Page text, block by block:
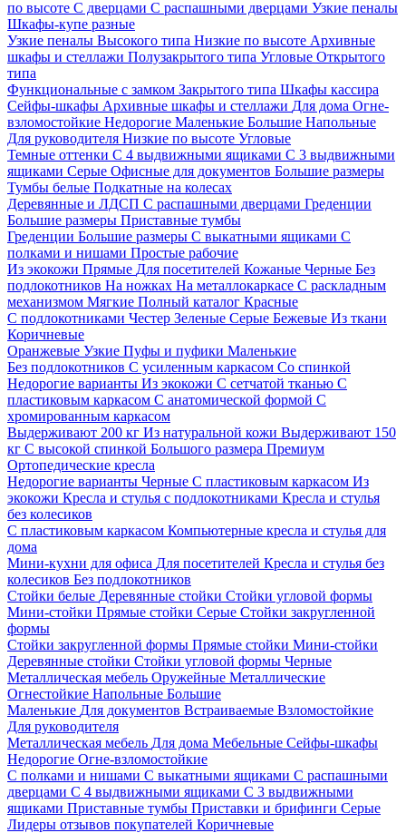
по высоте С дверцами С распашными дверцами Узкие пеналы
Шкафы-купе разные
Узкие пеналы Высокого типа Низкие по высоте Архивные
шкафы и стеллажи Полузакрытого типа Угловые Открытого
типа
Функциональные с замком Закрытого типа Шкафы кассира
Сейфы-шкафы Архивные шкафы и стеллажи Для дома Огне-
взломостойкие Недорогие Маленькие Большие Напольные
Для руководителя Низкие по высоте Угловые
Темные оттенки С 4 выдвижными ящиками С 3 выдвижными
ящиками Серые Офисные для документов Большие размеры
Тумбы белые Подкатные на колесах
Деревянные и ЛДСП С распашными дверцами Греденции
Большие размеры Приставные тумбы
Греденции Большие размеры С выкатными ящиками С
полками и нишами Простые рабочие
Из экокожи Прямые Для посетителей Кожаные Черные Без
подлокотников На ножках На металлокаркасе С раскладным
механизмом Мягкие Полный каталог Красные
С подлокотниками Честер Зеленые Серые Бежевые Из ткани
Коричневые
Оранжевые Узкие Пуфы и пуфики Маленькие
Без подлокотников С усиленным каркасом Со спинкой
Недорогие варианты Из экокожи С сетчатой тканью С
пластиковым каркасом С анатомической формой С
хромированным каркасом
Выдерживают 200 кг Из натуральной кожи Выдерживают 150
кг С высокой спинкой Большого размера Премиум
Ортопедические кресла
Недорогие варианты Черные С пластиковым каркасом Из
экокожи Кресла и стулья с подлокотниками Кресла и стулья
без колесиков
С пластиковым каркасом Компьютерные кресла и стулья для
дома
Мини-кухни для офиса Для посетителей Кресла и стулья без
колесиков Без подлокотников
Стойки белые Деревянные стойки Стойки угловой формы
Мини-стойки Прямые стойки Серые Стойки закругленной
формы
Стойки закругленной формы Прямые стойки Мини-стойки
Деревянные стойки Стойки угловой формы Черные
Металлическая мебель Оружейные Металлические
Огнестойкие Напольные Большие
Маленькие Для документов Встраиваемые Взломостойкие
Для руководителя
Металлическая мебель Для дома Мебельные Сейфы-шкафы
Недорогие Огне-взломостойкие
С полками и нишами С выкатными ящиками С распашными
дверцами С 4 выдвижными ящиками С 3 выдвижными
ящиками Приставные тумбы Приставки и брифинги Серые
Лидеры отзывов покупателей Коричневые